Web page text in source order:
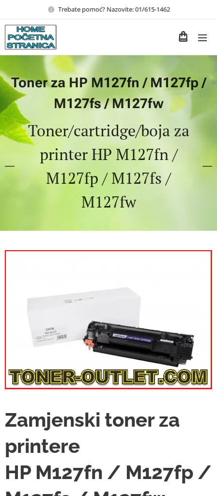
Trebate pomoć? Nazovite: 01/615-1462
Toner za HP M127fn / M127fp /
M127fs / M127fw
Toner/cartridge/boja za
printer HP M127fn /
M127fp / M127fs /
M127fw
Zamjenski toner za
printere
HP M127fn / M127fp /